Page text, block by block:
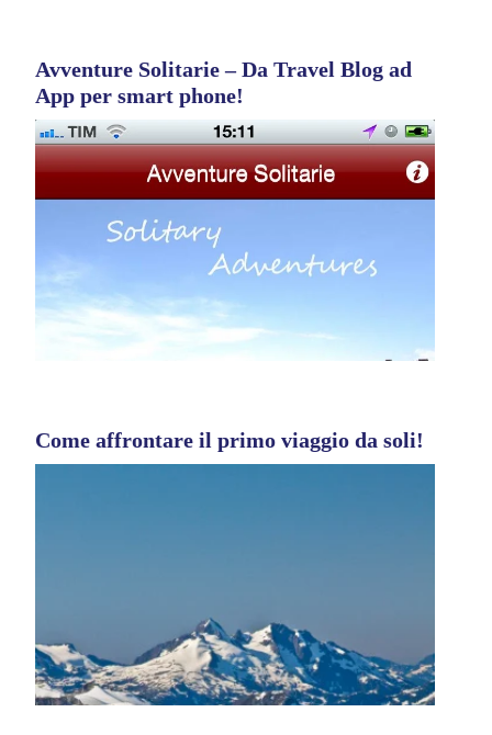
Avventure Solitarie – Da Travel Blog ad
App per smart phone!
Come affrontare il primo viaggio da soli!